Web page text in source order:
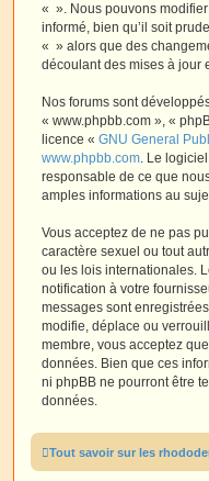
« ». Nous pouvons
informé, bien qu’il soit
« » alors que des
découlant des mises à jour
Nos forums sont
« www.phpbb.com », «
licence « GNU General
www.phpbb.com. Le
responsable de ce que
amples informations au
Vous acceptez de ne pas
caractère sexuel ou tout
ou les lois internationales.
notification à votre
messages sont
modifie, déplace ou
membre, vous acceptez
données. Bien que ces
ni phpBB ne pourront être
données.
Tout savoir sur les